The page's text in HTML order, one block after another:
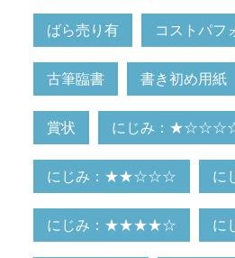
ばら売り有 コストパフ
古筆臨書 書き初め用紙
賞状 にじみ：
にじみ：★★☆☆☆ に
にじみ：★★★★☆ に